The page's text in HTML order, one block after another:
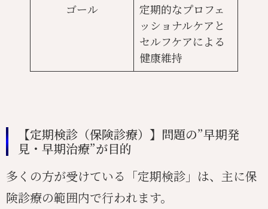
ゴール
定期的なプロフェ
ッショナルケアと
セルフケアによる
健康維持
【定期検診（保険診療）】問題の”早期発
見・早期治療”が目的
多くの方が受けている「定期検診」は、主に保
険診療の範囲内で行われます。